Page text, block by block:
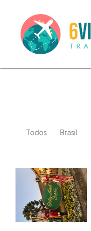
Todos Brasil